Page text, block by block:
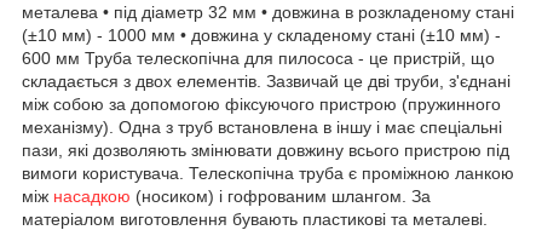
металева • під діаметр 32 мм • довжина в розкладеному стані
(±10 мм) - 1000 мм • довжина у складеному стані (±10 мм) -
600 мм Труба телескопічна для пилососа - це пристрій, що
складається з двох елементів. Зазвичай це дві труби, з'єднані
між собою за допомогою фіксуючого пристрою (пружинного
механізму). Одна з труб встановлена в іншу і має спеціальні
пази, які дозволяють змінювати довжину всього пристрою під
вимоги користувача. Телескопічна труба є проміжною ланкою
між насадкою (носиком) і гофрованим шлангом. За
матеріалом виготовлення бувають пластикові та металеві.